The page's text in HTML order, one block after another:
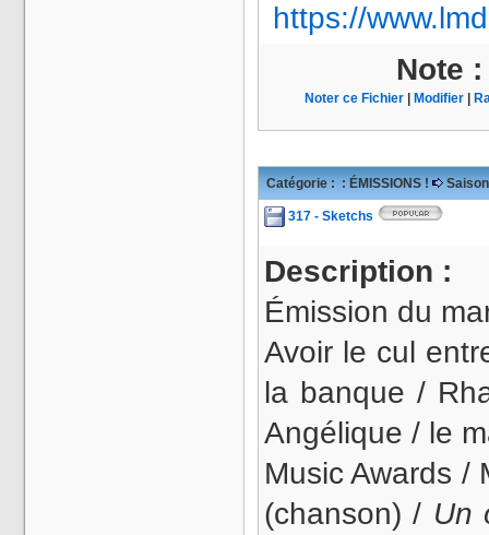
https://
Note
Noter ce Fichier Modifier
Catégorie : : ÉMISSIONS !
317 - Sketchs
Description :
Émission du
Avoir le cul
la banque /
Angélique / le
Music Awards /
(chanson) / Un